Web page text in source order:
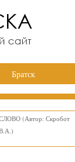
Братск
(Автор: Скробот